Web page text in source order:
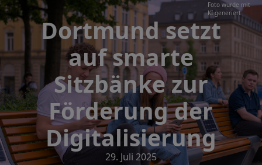
Foto wurde mit
KI generiert
Dortmund setzt
auf smarte
Sitzbänke zur
Förderung der
Digitalisierung
29. Juli 2025